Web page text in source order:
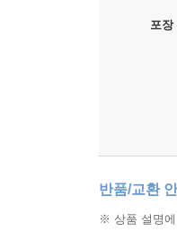
포장
반품/교환
※ 상품 설명에